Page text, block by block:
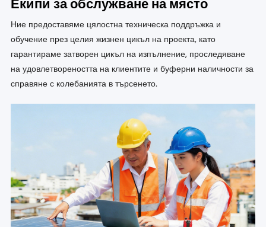
Екипи за обслужване на място
Ние предоставяме цялостна техническа поддръжка и
обучение през целия жизнен цикъл на проекта, като
гарантираме затворен цикъл на изпълнение, проследяване
на удовлетвореността на клиентите и буферни наличности за
справяне с колебанията в търсенето.